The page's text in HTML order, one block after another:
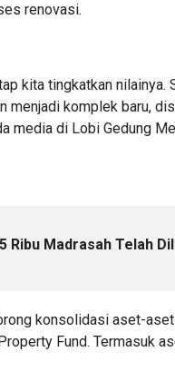
renovasi.
kita tingkatkan nilainya.
menjadi komplek baru,
media di Lobi Gedung
Ribu Madrasah Telah
konsolidasi aset-
Fund. Termasuk